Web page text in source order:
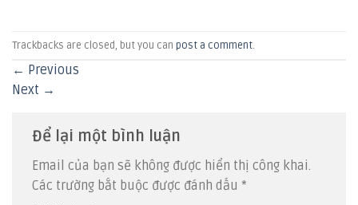
Trackbacks are closed, but you can post a comment.
← Previous
Next →
Để lại một bình luận
Email của bạn sẽ không được hiển thị công khai.
Các trường bắt buộc được đánh dấu *